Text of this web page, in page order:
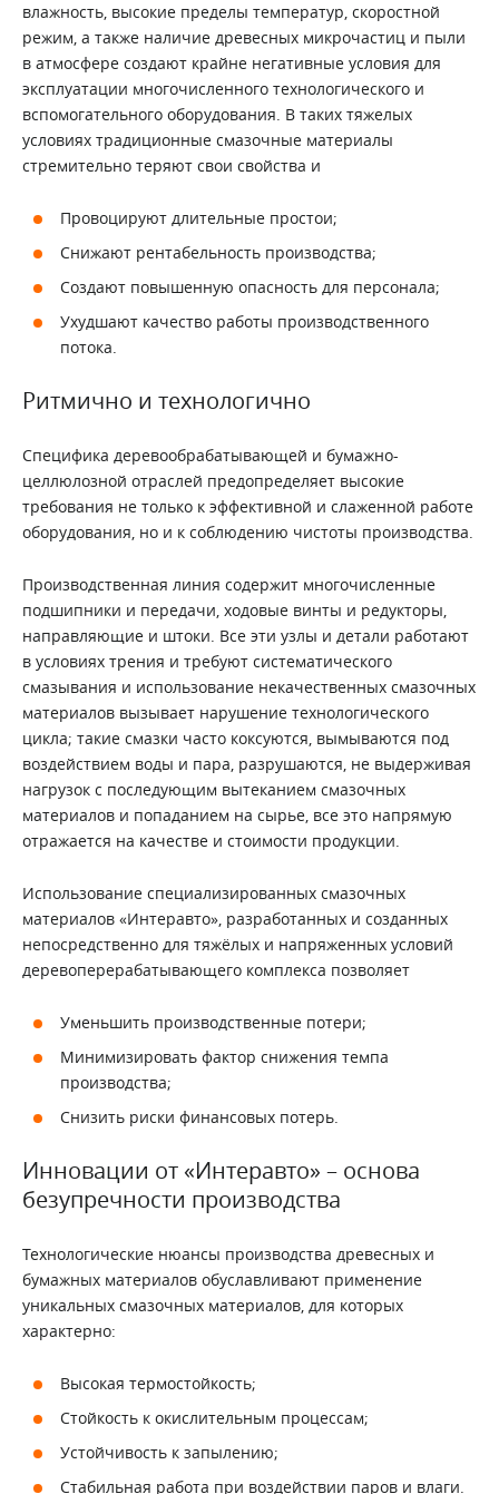
влажность, высокие пределы температур, скоростной
режим, а также наличие древесных микрочастиц и пыли
в атмосфере создают крайне негативные условия для
эксплуатации многочисленного технологического и
вспомогательного оборудования. В таких тяжелых
условиях традиционные смазочные материалы
стремительно теряют свои свойства и
Провоцируют длительные простои;
Снижают рентабельность производства;
Создают повышенную опасность для персонала;
Ухудшают качество работы производственного
потока.
Ритмично и технологично
Специфика деревообрабатывающей и бумажно-
целлюлозной отраслей предопределяет высокие
требования не только к эффективной и слаженной работе
оборудования, но и к соблюдению чистоты производства.
Производственная линия содержит многочисленные
подшипники и передачи, ходовые винты и редукторы,
направляющие и штоки. Все эти узлы и детали работают
в условиях трения и требуют систематического
смазывания и использование некачественных смазочных
материалов вызывает нарушение технологического
цикла; такие смазки часто коксуются, вымываются под
воздействием воды и пара, разрушаются, не выдерживая
нагрузок с последующим вытеканием смазочных
материалов и попаданием на сырье, все это напрямую
отражается на качестве и стоимости продукции.
Использование специализированных смазочных
материалов «Интеравто», разработанных и созданных
непосредственно для тяжёлых и напряженных условий
деревоперерабатывающего комплекса позволяет
Уменьшить производственные потери;
Минимизировать фактор снижения темпа
производства;
Снизить риски финансовых потерь.
Инновации от «Интеравто» – основа
безупречности производства
Технологические нюансы производства древесных и
бумажных материалов обуславливают применение
уникальных смазочных материалов, для которых
характерно:
Высокая термостойкость;
Стойкость к окислительным процессам;
Устойчивость к запылению;
Стабильная работа при воздействии паров и влаги.